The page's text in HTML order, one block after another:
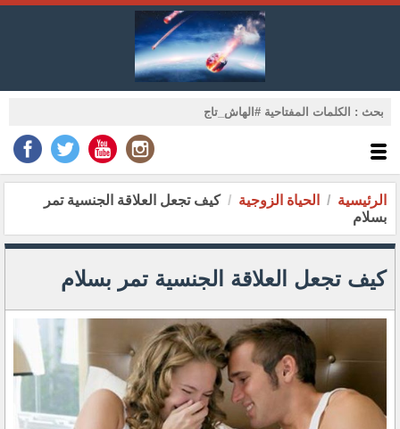
الرئيسية الحياة الزوجية
كيف تجعل العلاقة الجنسية تمر
بسلام
كيف تجعل العلاقة الجنسية تمر بسلام